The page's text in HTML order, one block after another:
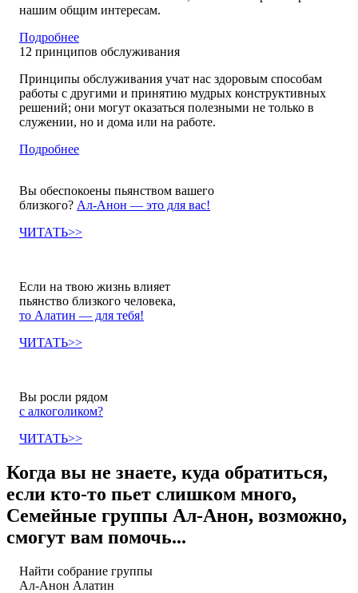
нашим общим интересам.
Подробнее
12 принципов обслуживания
Принципы обслуживания учат нас здоровым способам
работы с другими и принятию мудрых конструктивных
решений; они могут оказаться полезными не только в
служении, но и дома или на работе.
Подробнее
Вы обеспокоены пьянством вашего
близкого? Ал-Анон — это для вас!
ЧИТАТЬ>>
Если на твою жизнь влияет
пьянство близкого человека,
то Алатин — для тебя!
ЧИТАТЬ>>
Вы росли рядом
с алкоголиком?
ЧИТАТЬ>>
Когда вы не знаете, куда обратиться,
если кто-то пьет слишком много,
Семейные группы Ал-Анон, возможно,
смогут вам помочь...
Найти собрание группы
Ал-Анон Алатин